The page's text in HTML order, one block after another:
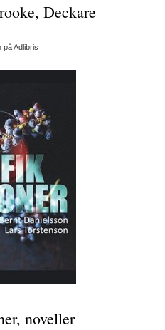
Deckare
på Adlibris
noveller